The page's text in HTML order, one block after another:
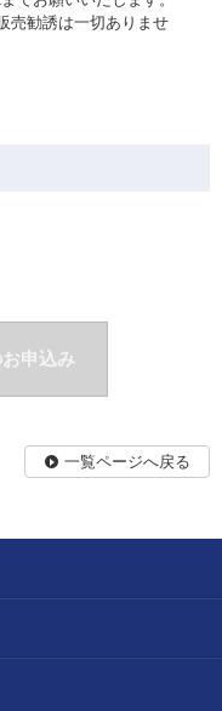
売勧誘は一切ありませ
申込み
一覧ページへ戻る